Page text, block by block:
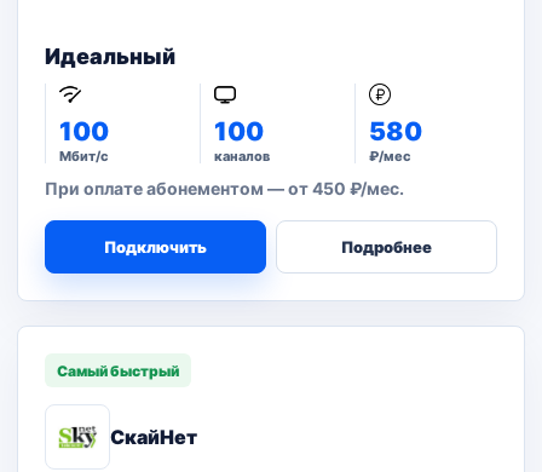
Идеальный
100
Мбит/с
100
каналов
580
₽/мес
При оплате абонементом — от 450 ₽/мес.
Подключить Подробнее
Самый быстрый
СкайНет